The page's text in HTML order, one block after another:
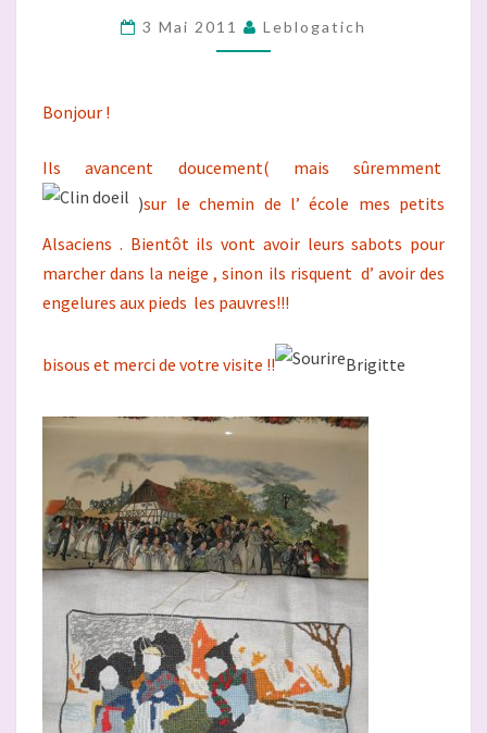
L’
HANSI
3 Mai 2011 Leblogatich
Bonjour !
Ils avancent doucement( mais sûremment
)sur le chemin de l’ école mes petits
Alsaciens . Bientôt ils vont avoir leurs sabots pour
marcher dans la neige , sinon ils risquent d’ avoir des
engelures aux pieds les pauvres!!!
bisous et merci de votre visite !! Brigitte